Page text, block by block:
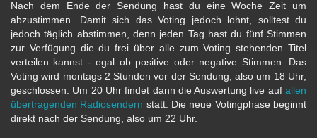
Nach dem Ende der Sendung hast du eine Woche Zeit um
abzustimmen. Damit sich das Voting jedoch lohnt, solltest du
jedoch täglich abstimmen, denn jeden Tag hast du fünf Stimmen
zur Verfügung die du frei über alle zum Voting stehenden Titel
verteilen kannst - egal ob positive oder negative Stimmen. Das
Voting wird montags 2 Stunden vor der Sendung, also um 18 Uhr,
geschlossen. Um 20 Uhr findet dann die Auswertung live auf allen
übertragenden Radiosendern statt. Die neue Votingphase beginnt
direkt nach der Sendung, also um 22 Uhr.